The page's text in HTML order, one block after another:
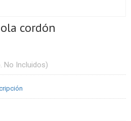
cordón
No Incluidos)